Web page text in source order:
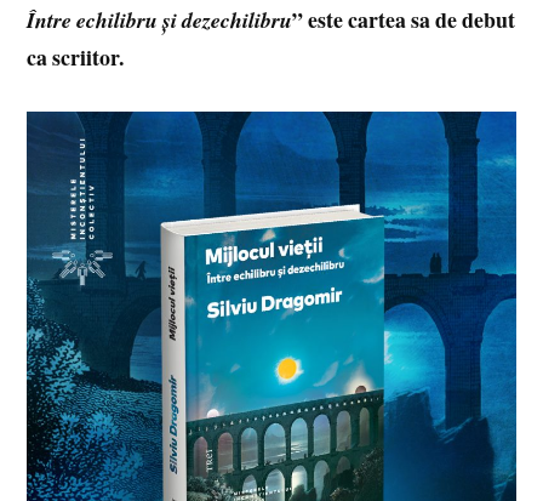
Între echilibru și dezechilibru” este cartea sa de debut
ca scriitor.